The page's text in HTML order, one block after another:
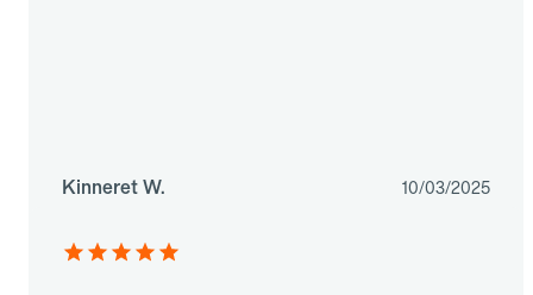
Kinneret W. 10/03/2025